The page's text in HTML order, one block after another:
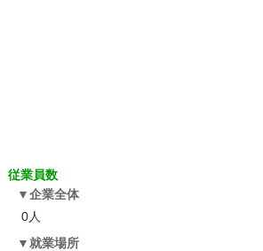
従業員数
企業全体
0人
就業場所